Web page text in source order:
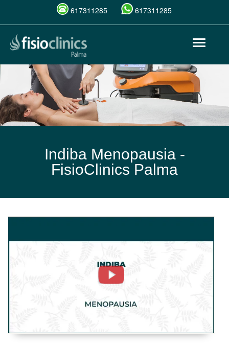
Pasar
contenido
principal
617311285 617311285
Toggle
Indiba Menopausia -
FisioClinics Palma
Indiba
Menopausia.
Radiofrecuencia